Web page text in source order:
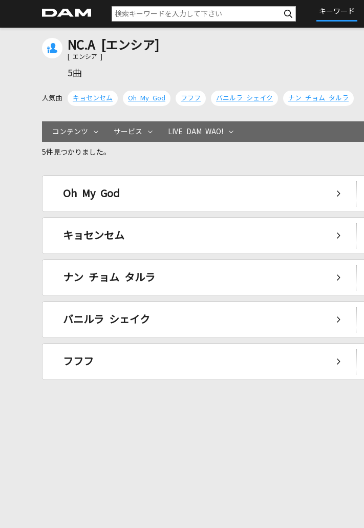
キーワード
NC.A [エンシア]
[ エンシア ]
5曲
人気曲 キョセンセム Oh My God フフフ バニルラ シェイク ナン チョム タルラ
コンテンツ サービス LIVE DAM WAO!
5件見つかりました。
Oh My God
キョセンセム
ナン チョム タルラ
バニルラ シェイク
フフフ